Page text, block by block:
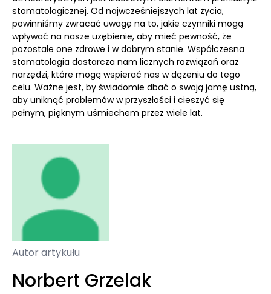
stomatologicznej. Od najwcześniejszych lat życia,
powinniśmy zwracać uwagę na to, jakie czynniki mogą
wpływać na nasze uzębienie, aby mieć pewność, że
pozostałe one zdrowe i w dobrym stanie. Współczesna
stomatologia dostarcza nam licznych rozwiązań oraz
narzędzi, które mogą wspierać nas w dążeniu do tego
celu. Ważne jest, by świadomie dbać o swoją jamę ustną,
aby uniknąć problemów w przyszłości i cieszyć się
pełnym, pięknym uśmiechem przez wiele lat.
Autor artykułu
Norbert Grzelak